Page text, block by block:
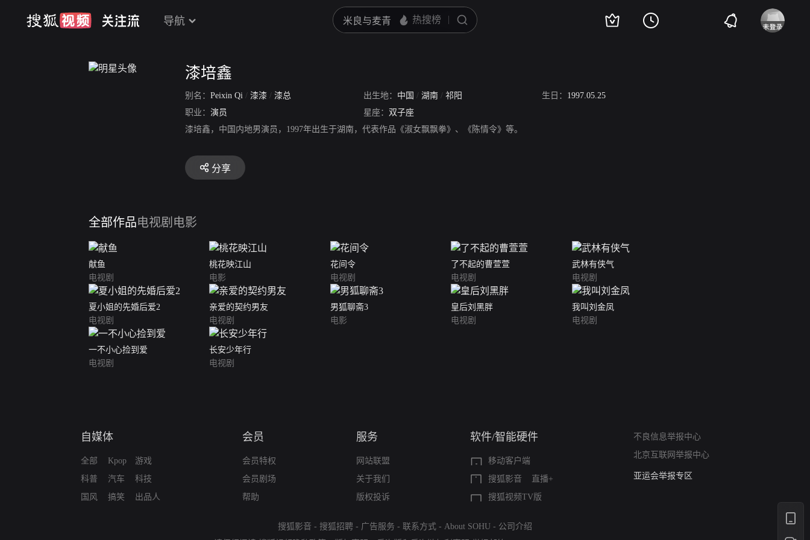
导航
漆培鑫
别名： Peixin Qi / 漆漆 / 漆总 出生地： 中国 / 湖南 / 祁阳 生日： 1997.05.25
职业： 演员 星座： 双子座
漆培鑫，中国内地男演员，1997年出生于湖南，代表作品《淑女飘飘拳》、《陈情令》等。
分享
全部作品电视剧 电影
献鱼
电视剧
桃花映江山
电影
花间令
电视剧
了不起的曹萱萱
电视剧
武林有侠气
电视剧
夏小姐的先婚后爱2
电视剧
亲爱的契约男友
电视剧
男狐聊斋3
电影
皇后刘黑胖
电视剧
我叫刘金凤
电视剧
一不小心捡到爱
电视剧
长安少年行
电视剧
自媒体
全部
科普
国风
Kpop
汽车
搞笑
游戏
科技
出品人
会员
会员特权
会员剧场
帮助
服务
网站联盟
关于我们
版权投诉
软件/智能硬件
移动客户端
搜狐影音
直播+
搜狐视频TV版
不良信息举报中心
北京互联网举报中心
算法推荐专项举报
亚运会举报专区
搜狐影音 - 搜狐招聘 - 广告服务 - 联系方式 - About SOHU - 公司介绍